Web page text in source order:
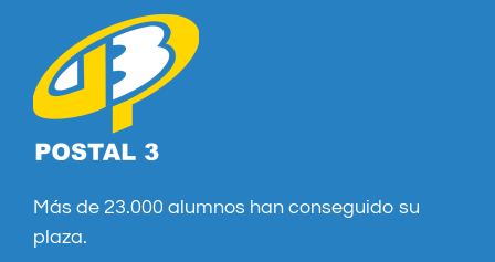
Más de 23.000 alumnos han conseguido su
plaza.